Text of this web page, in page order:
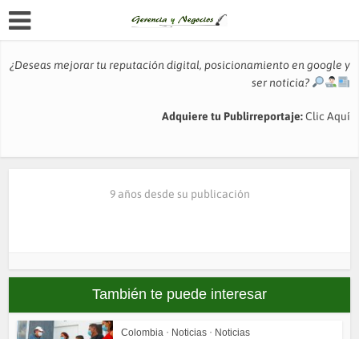
¿Deseas mejorar tu reputación digital, posicionamiento en google y
ser noticia?
Adquiere tu Publirreportaje:Clic Aquí
9 años desde su publicación
También te puede interesar
Colombia • Noticias • Noticias